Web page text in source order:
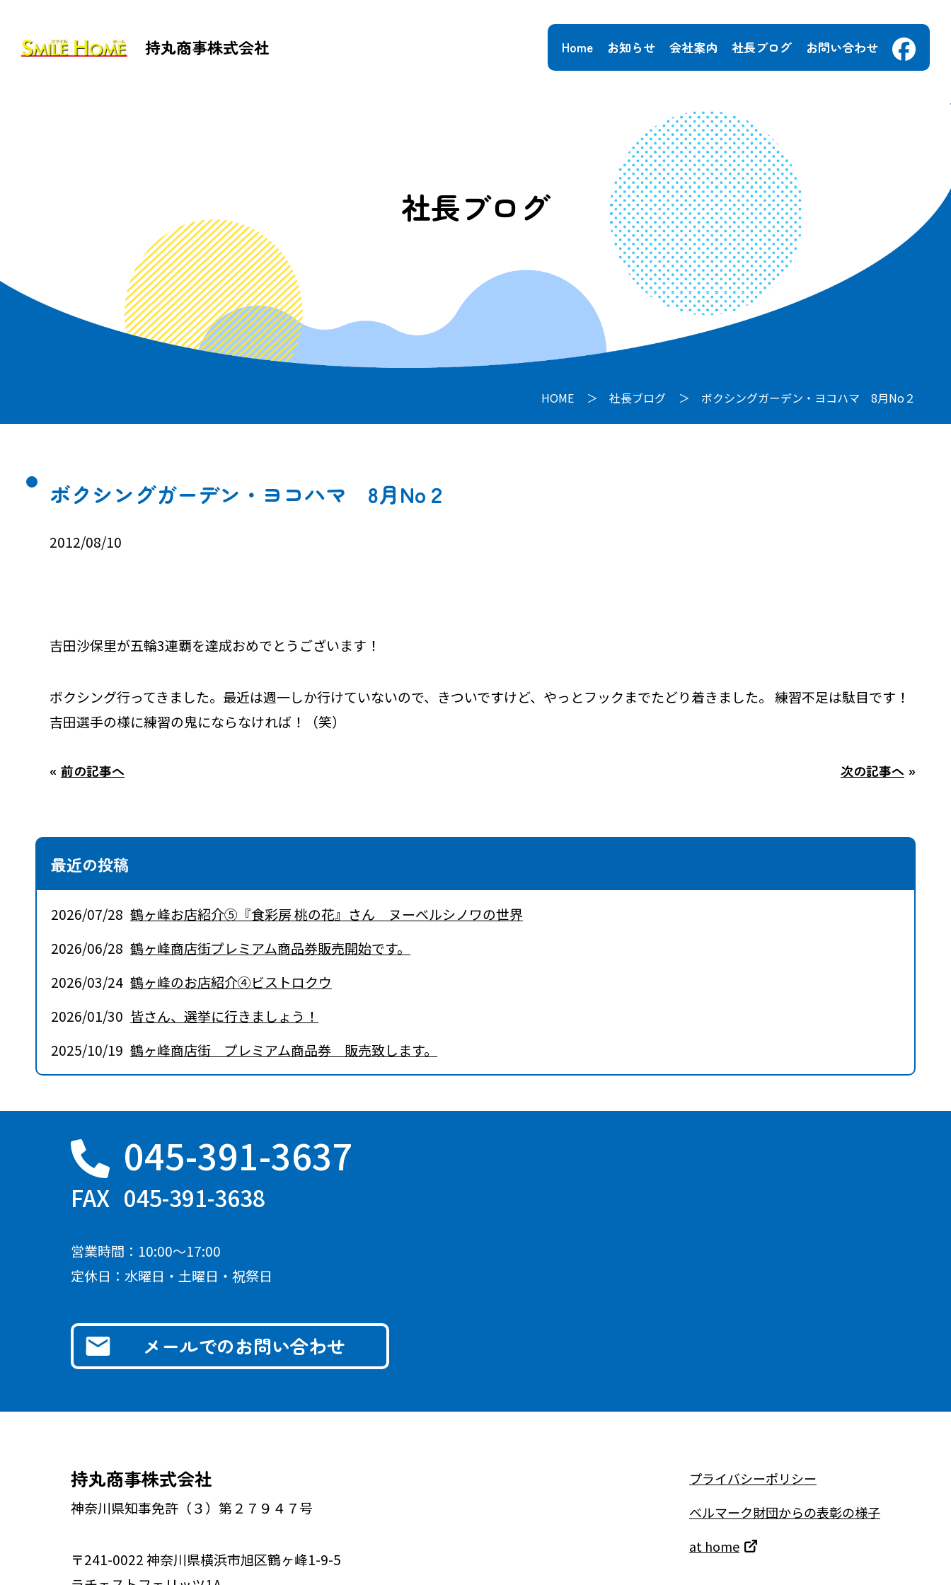
持丸商事株式会社 Home お知らせ 会社案内 社長ブログ お問い合わせ
社長ブログ
HOME 社長ブログ ボクシングガーデン・ヨコハマ 8月No２
ボクシングガーデン・ヨコハマ 8月No２
2012/08/10
吉田沙保里が五輪3連覇を達成おめでとうございます！
ボクシング行ってきました。最近は週一しか行けていないので、きついですけど、やっとフックまでたどり着きました。 練習不足は駄目です！
吉田選手の様に練習の鬼にならなければ！（笑）
« 前の記事へ 次の記事へ »
最近の投稿
2026/07/28 鶴ヶ峰お店紹介⑤『食彩房 桃の花』さん ヌーベルシノワの世界
2026/06/28 鶴ヶ峰商店街プレミアム商品券販売開始です。
2026/03/24 鶴ヶ峰のお店紹介④ビストロクウ
2026/01/30 皆さん、選挙に行きましょう！
2025/10/19 鶴ヶ峰商店街 プレミアム商品券 販売致します。
045-391-3637
045-391-3638
営業時間：10:00～17:00
定休日：水曜日・土曜日・祝祭日
メールでのお問い合わせ
持丸商事株式会社
神奈川県知事免許（３）第２７９４７号
〒241-0022 神奈川県横浜市旭区鶴ヶ峰1-9-5
プライバシーポリシー
ベルマーク財団からの表彰の様子
at home